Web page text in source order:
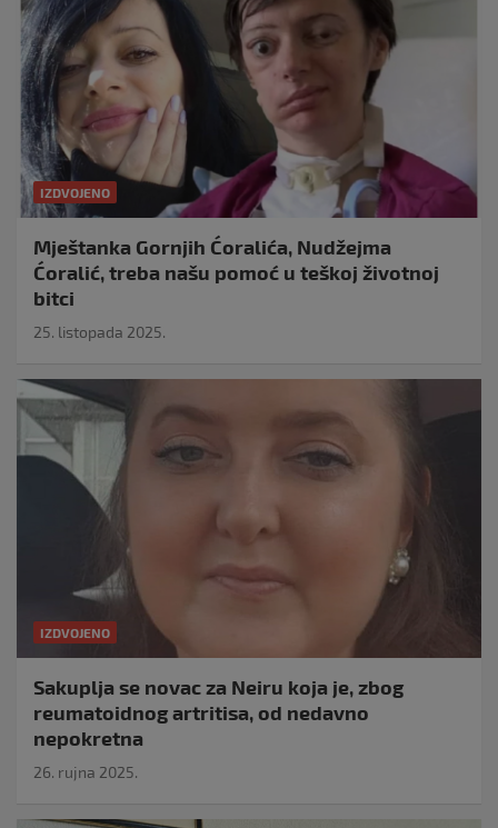
IZDVOJENO
Mještanka Gornjih Ćoralića, Nudžejma
Ćoralić, treba našu pomoć u teškoj životnoj
bitci
25. listopada 2025.
IZDVOJENO
Sakuplja se novac za Neiru koja je, zbog
reumatoidnog artritisa, od nedavno
nepokretna
26. rujna 2025.